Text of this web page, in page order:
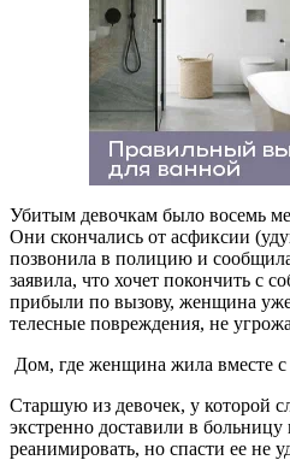
Убитым девочкам было восемь
Они скончались от асфиксии
позвонила в полицию и
заявила, что хочет покончить с
прибыли по вызову, женщина уже
телесные повреждения, не
Дом, где женщина жила вместе с
Старшую из девочек, у которой
экстренно доставили в
реанимировать, но спасти ее не